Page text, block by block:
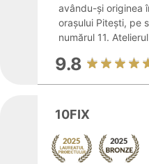
avându-și originea
orașului Pitești, pe
numărul 11.
9.8
10FIX